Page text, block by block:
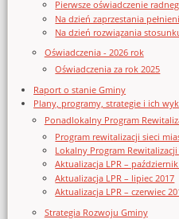
Pierwsze oświadczenie
Na dzień zaprzestania
Na dzień rozwiązania
Oświadczenia - 2026 rok
Oświadczenia za rok 2025
Raport o stanie Gminy
Plany, programy, strategie i ich
Ponadlokalny Program
Program rewitalizacji sieci
Lokalny Program
Aktualizacja LPR –
Aktualizacja LPR – lipiec 2017
Aktualizacja LPR – czerwiec
Strategia Rozwoju Gminy